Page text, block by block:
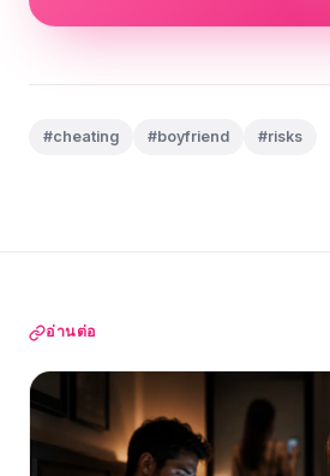
#cheating #boyfriend #risks
อ่านต่อ